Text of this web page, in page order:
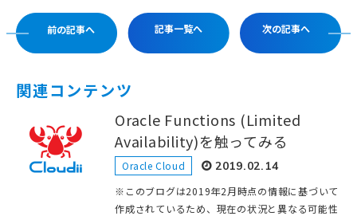
前の記事へ 記事一覧へ 次の記事へ
関連コンテンツ
Oracle Functions (Limited
Availability)を触ってみる
Oracle Cloud 2019.02.14
※このブログは2019年2月時点の情報に基づいて
作成されているため、現在の状況と異なる可能性